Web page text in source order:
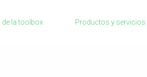
de la toolbox Productos y servicios